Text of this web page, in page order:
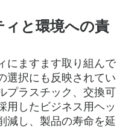
と環境への責
にますます取り組んで
選択にも反映されてい
プラスチック、交換可
用したビジネス用ヘッ
減し、製品の寿命を延